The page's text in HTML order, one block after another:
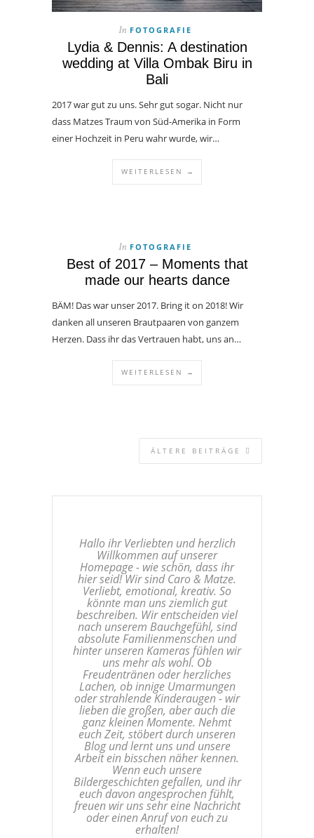
In FOTOGRAFIE
Lydia & Dennis: A destination
wedding at Villa Ombak Biru in
Bali
2017 war gut zu uns. Sehr gut sogar. Nicht nur
dass Matzes Traum von Süd-Amerika in Form
einer Hochzeit in Peru wahr wurde, wir…
WEITERLESEN →
In FOTOGRAFIE
Best of 2017 – Moments that
made our hearts dance
BÄM! Das war unser 2017. Bring it on 2018! Wir
danken all unseren Brautpaaren von ganzem
Herzen. Dass ihr das Vertrauen habt, uns an…
WEITERLESEN →
ÄLTERE BEITRÄGE
Hallo ihr Verliebten und herzlich
Willkommen auf unserer
Homepage - wie schön, dass ihr
hier seid! Wir sind Caro & Matze.
Verliebt, emotional, kreativ. So
könnte man uns ziemlich gut
beschreiben. Wir entscheiden viel
nach unserem Bauchgefühl, sind
absolute Familienmenschen und
hinter unseren Kameras fühlen wir
uns mehr als wohl. Ob
Freudentränen oder herzliches
Lachen, ob innige Umarmungen
oder strahlende Kinderaugen - wir
lieben die großen, aber auch die
ganz kleinen Momente. Nehmt
euch Zeit, stöbert durch unseren
Blog und lernt uns und unsere
Arbeit ein bisschen näher kennen.
Wenn euch unsere
Bildergeschichten gefallen, und ihr
euch davon angesprochen fühlt,
freuen wir uns sehr eine Nachricht
oder einen Anruf von euch zu
erhalten!